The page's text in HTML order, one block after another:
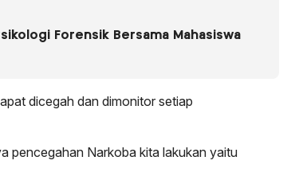
Forensik Bersama Mahasiswa
dicegah dan dimonitor setiap
pencegahan Narkoba kita lakukan yaitu